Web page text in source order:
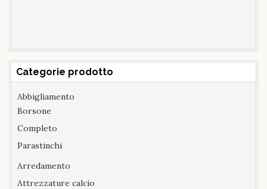
Categorie prodotto
Abbigliamento
Borsone
Completo
Parastinchi
Arredamento
Attrezzature calcio